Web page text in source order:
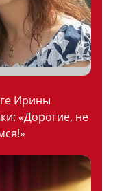
Ирины
«Дорогие, не